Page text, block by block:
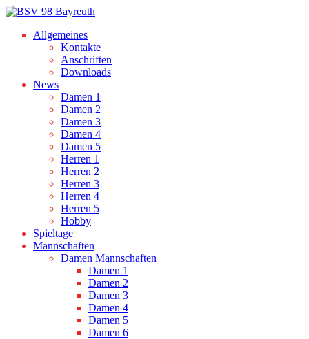
Allgemeines
Kontakte
Anschriften
Downloads
News
Damen 1
Damen 2
Damen 3
Damen 4
Damen 5
Herren 1
Herren 2
Herren 3
Herren 4
Herren 5
Hobby
Spieltage
Mannschaften
Damen Mannschaften
Damen 1
Damen 2
Damen 3
Damen 4
Damen 5
Damen 6